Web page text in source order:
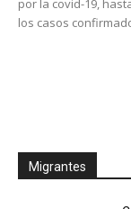
por la covid-19,
los casos
Migrantes